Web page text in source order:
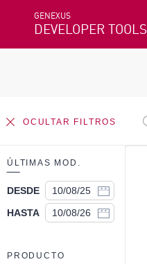
GENEXUS
DEVELOPER TOOLS